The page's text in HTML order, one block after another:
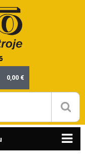
0,00 €